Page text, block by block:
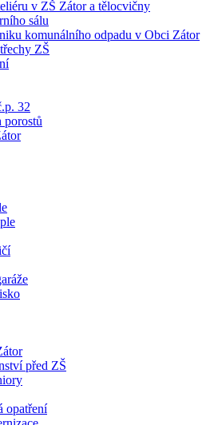
v ZŠ Zátor a tělocvičny
sálu
komunálního odpadu v Obci Zátor
ZŠ
32
porostů
před ZŠ
opatření